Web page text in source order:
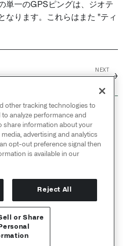
単一のGPSピングは、ジオテ
なります。これらはまた "ティ
NEXT
→
Inc. All rights
Personal Information
other tracking technologies to
analyze performance and
share information about your
advertising and analytics
opt-out preference signal then
is available in our
Reject All
or Share